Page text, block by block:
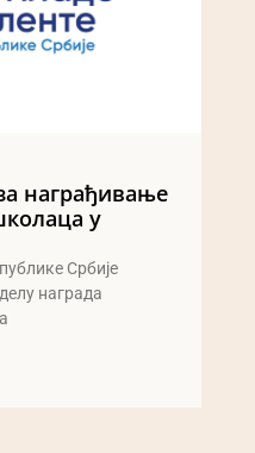
награђивање
у
Србије
награда